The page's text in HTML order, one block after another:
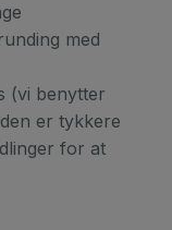
med
(vi benytter
er tykkere
for at